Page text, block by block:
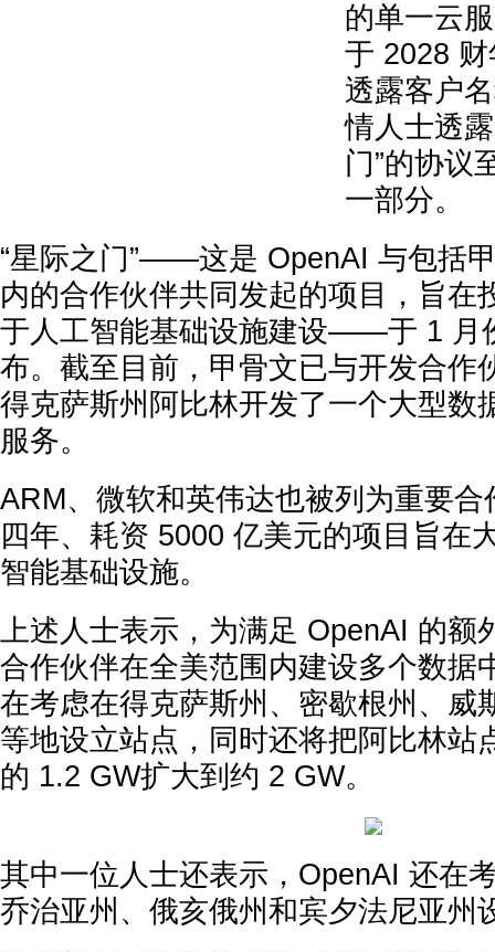
的单一云
于 2028
透露客户
情人士透
门”的协议
一部分。
“星际之门”——这是 OpenAI 与包括
内的合作伙伴共同发起的项目，旨在
于人工智能基础设施建设——于 1 月
布。截至目前，甲骨文已与开发合作
得克萨斯州阿比林开发了一个大型数
服务。
ARM、微软和英伟达也被列为重要
四年、耗资 5000 亿美元的项目旨在
智能基础设施。
上述人士表示，为满足 OpenAI 的额
合作伙伴在全美范围内建设多个数据
在考虑在得克萨斯州、密歇根州、威
等地设立站点，同时还将把阿比林站
的 1.2 GW扩大到约 2 GW。
其中一位人士还表示，OpenAI 还在
乔治亚州、俄亥俄州和宾夕法尼亚州